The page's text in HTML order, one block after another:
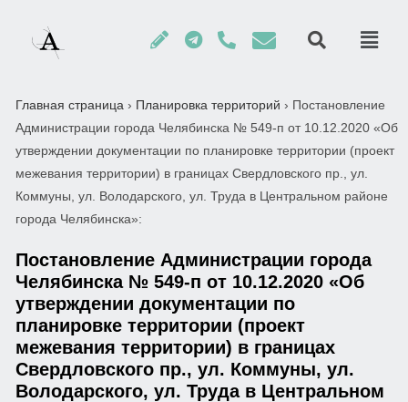
Главная страница › Планировка территорий › Постановление
Администрации города Челябинска № 549-п от 10.12.2020 «Об
утверждении документации по планировке территории (проект
межевания территории) в границах Свердловского пр., ул.
Коммуны, ул. Володарского, ул. Труда в Центральном районе
города Челябинска»:
Постановление Администрации города
Челябинска № 549-п от 10.12.2020 «Об
утверждении документации по
планировке территории (проект
межевания территории) в границах
Свердловского пр., ул. Коммуны, ул.
Володарского, ул. Труда в Центральном